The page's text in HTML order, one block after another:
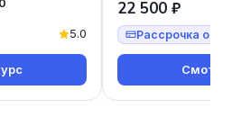
5.0
22 500 ₽
Рассрочка от